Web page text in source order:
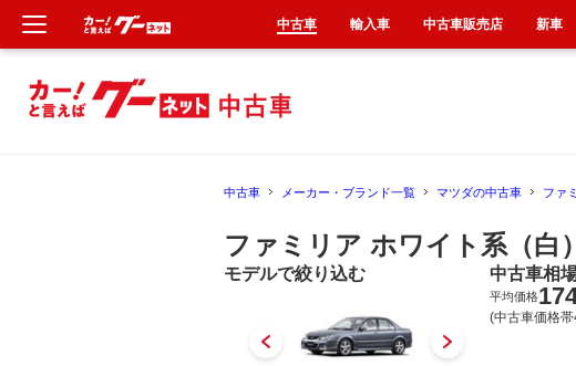
中古車 メーカー・ブランド一覧 マツダの中古車 ファ
ファミリア ホワイト系（白
モデルで絞り込む 中古車相
平均価格
(中古車価格
中古車 輸入車 中古車販売店 新車
新車